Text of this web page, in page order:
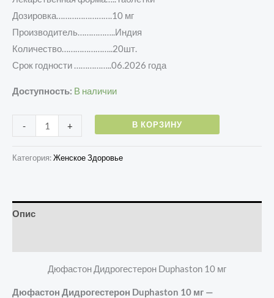
Дозировка…………………….10 мг
Производитель……………..Индия
Количество…………………..20шт.
Срок годности ……………..06.2026 года
Доступность: В наличии
- + В КОРЗИНУ
Категория:Женское Здоровье
Опис
Дюфастон Дидрогестерон Duphaston 10 мг
Дюфастон Дидрогестерон Duphaston 10 мг —